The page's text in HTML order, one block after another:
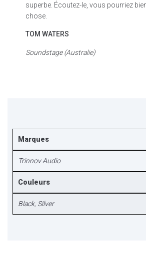
superbe. Écoutez-le, vous pourriez
chose.
TOM WATERS
Soundstage (Australie)
Marques
Trinnov Audio
Couleurs
Black, Silver